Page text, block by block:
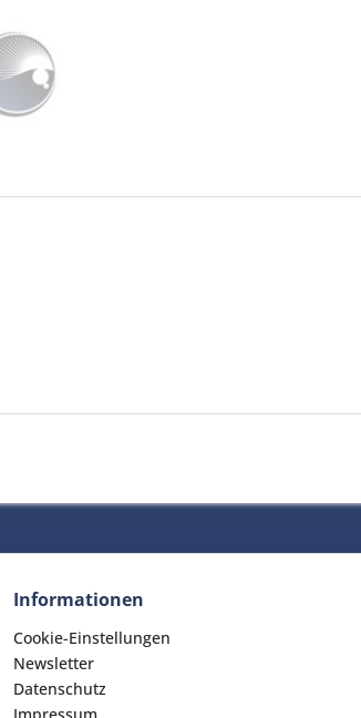
Informationen
Cookie-Einstellungen
Newsletter
Datenschutz